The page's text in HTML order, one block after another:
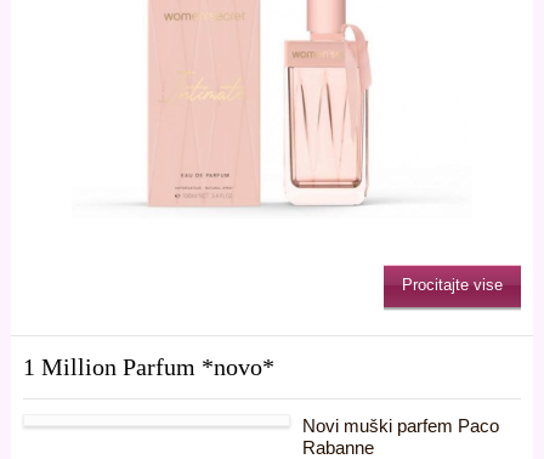
Procitajte vise
1 Million Parfum *novo*
Novi muški parfem Paco
Rabanne